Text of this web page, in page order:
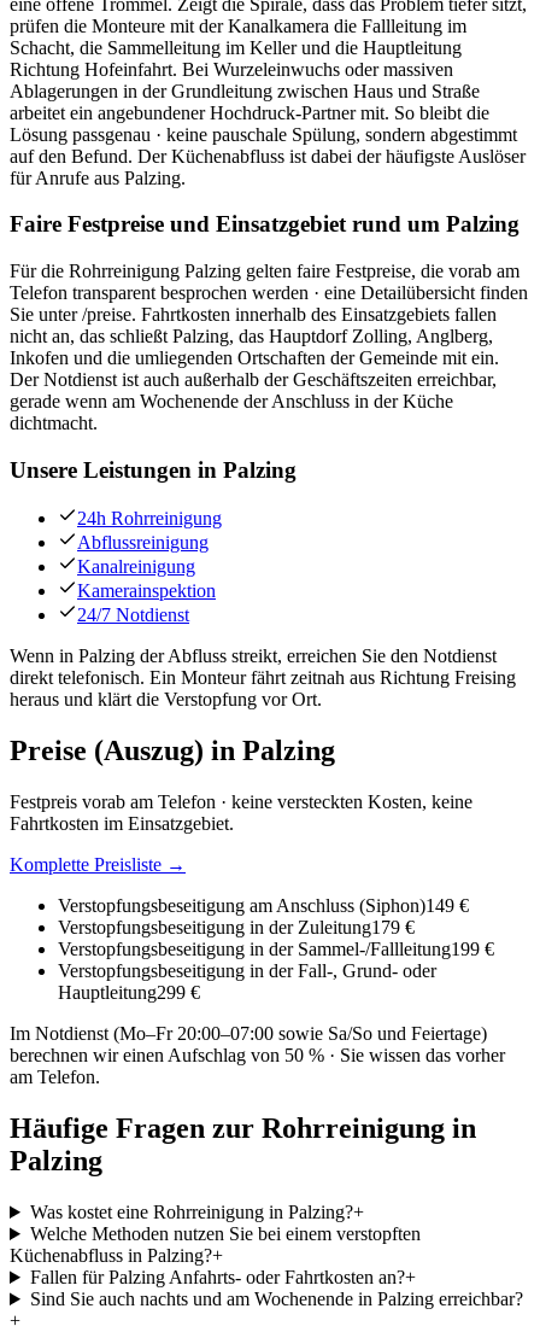
prüfen die Monteure mit der Kanalkamera die Fallleitung im
Schacht, die Sammelleitung im Keller und die Hauptleitung
Richtung Hofeinfahrt. Bei Wurzeleinwuchs oder massiven
Ablagerungen in der Grundleitung zwischen Haus und Straße
arbeitet ein angebundener Hochdruck-Partner mit. So bleibt die
Lösung passgenau · keine pauschale Spülung, sondern abgestimmt
auf den Befund. Der Küchenabfluss ist dabei der häufigste Auslöser
für Anrufe aus Palzing.
Faire Festpreise und Einsatzgebiet rund um Palzing
Für die Rohrreinigung Palzing gelten faire Festpreise, die vorab am
Telefon transparent besprochen werden · eine Detailübersicht finden
Sie unter /preise. Fahrtkosten innerhalb des Einsatzgebiets fallen
nicht an, das schließt Palzing, das Hauptdorf Zolling, Anglberg,
Inkofen und die umliegenden Ortschaften der Gemeinde mit ein.
Der Notdienst ist auch außerhalb der Geschäftszeiten erreichbar,
gerade wenn am Wochenende der Anschluss in der Küche
dichtmacht.
Unsere Leistungen in Palzing
24h Rohrreinigung
Abflussreinigung
Kanalreinigung
Kamerainspektion
24/7 Notdienst
Wenn in Palzing der Abfluss streikt, erreichen Sie den Notdienst
direkt telefonisch. Ein Monteur fährt zeitnah aus Richtung Freising
heraus und klärt die Verstopfung vor Ort.
Preise (Auszug) in Palzing
Festpreis vorab am Telefon · keine versteckten Kosten, keine
Fahrtkosten im Einsatzgebiet.
Komplette Preisliste →
Verstopfungsbeseitigung am Anschluss (Siphon)149 €
Verstopfungsbeseitigung in der Zuleitung179 €
Verstopfungsbeseitigung in der Sammel-/Fallleitung199 €
Verstopfungsbeseitigung in der Fall-, Grund- oder
Hauptleitung299 €
Im Notdienst (Mo–Fr 20:00–07:00 sowie Sa/So und Feiertage)
berechnen wir einen Aufschlag von 50 % · Sie wissen das vorher
am Telefon.
Häufige Fragen zur Rohrreinigung in
Palzing
Was kostet eine Rohrreinigung in Palzing?+
Welche Methoden nutzen Sie bei einem verstopften
Küchenabfluss in Palzing?+
Fallen für Palzing Anfahrts- oder Fahrtkosten an?+
Sind Sie auch nachts und am Wochenende in Palzing erreichbar?
+